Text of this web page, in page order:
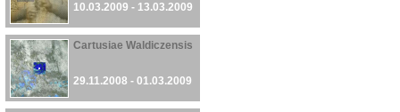
10.03.2009 - 13.03.2009
Cartusiae Waldiczensis
29.11.2008 - 01.03.2009